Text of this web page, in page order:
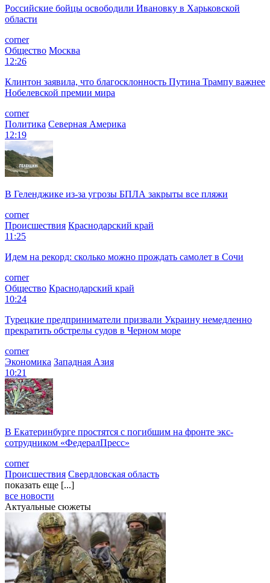
Российские бойцы освободили Ивановку в Харьковской
области
corner
Общество Москва
12:26
Клинтон заявила, что благосклонность Путина Трампу важнее
Нобелевской премии мира
corner
Политика Северная Америка
12:19
В Геленджике из-за угрозы БПЛА закрыты все пляжи
corner
Происшествия Краснодарский край
11:25
Идем на рекорд: сколько можно прождать самолет в Сочи
corner
Общество Краснодарский край
10:24
Турецкие предприниматели призвали Украину немедленно
прекратить обстрелы судов в Черном море
corner
Экономика Западная Азия
10:21
В Екатеринбурге простятся с погибшим на фронте экс-
сотрудником «ФедералПресс»
corner
Происшествия Свердловская область
показать еще [...]
все новости
Актуальные сюжеты